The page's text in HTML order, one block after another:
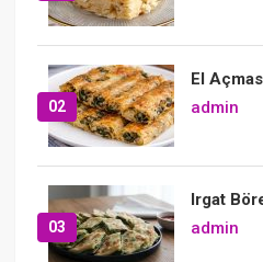
02
El
admin
03
Irgat
admin